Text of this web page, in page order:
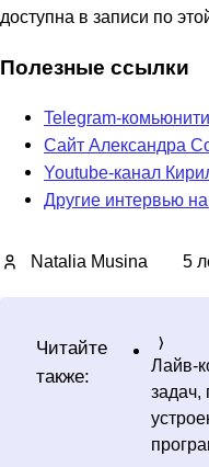
доступна в записи по
Полезные ссылки
Telegram-
Сайт Александра
Youtube-канал
Другие интервью
Natalia Musina 5
Читайте
также:
Лайв-
задач,